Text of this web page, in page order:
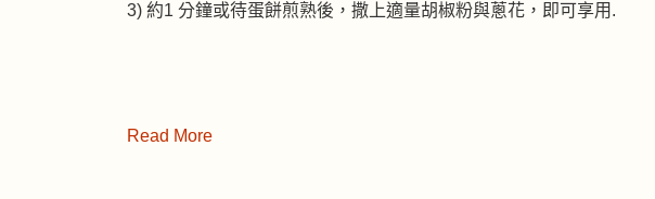
3) 約1 分鐘或待蛋餅煎熟後，撒上適量胡椒粉與蔥花，即可享用.
Read More